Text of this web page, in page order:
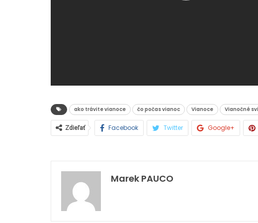
ako trávite vianoce čo počas vianoc Vianoce Vianočné
Zdieľať Facebook Twitter Google+
Marek PAUCO